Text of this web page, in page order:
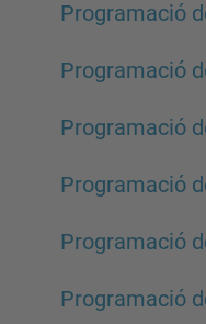
Programació
Programació
Programació
Programació
Programació
Programació